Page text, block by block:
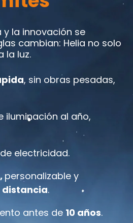
la innovación se
cambian: Helia no solo
la luz.
, sin obras pesadas,
iluminación al año,
de electricidad.
personalizable y
.
antes de 10 años.